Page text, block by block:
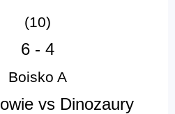
(10)
6 - 4
Boisko A
vs Dinozaury